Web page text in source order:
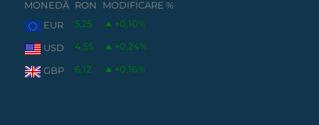
MONEDĂ RON
MODIFICARE %
EUR
5,25 +0,10%
USD 4,55 +0,24%
GBP 6,12 +0,16%